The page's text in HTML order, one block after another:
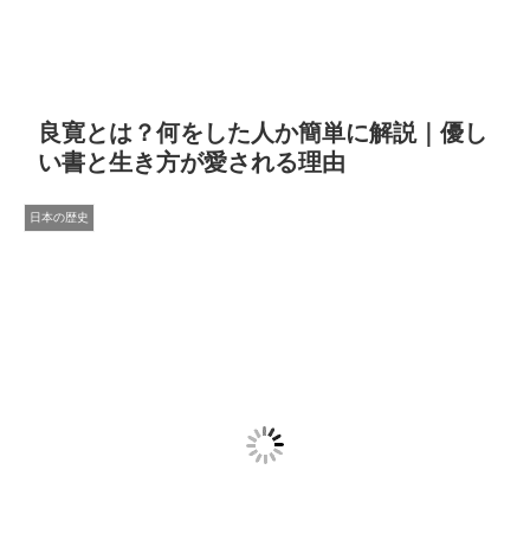
良寛とは？何をした人か簡単に解説｜優し
い書と生き方が愛される理由
日本の歴史